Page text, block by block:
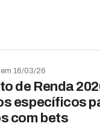
16/03/26
de Renda
específicos
com bets